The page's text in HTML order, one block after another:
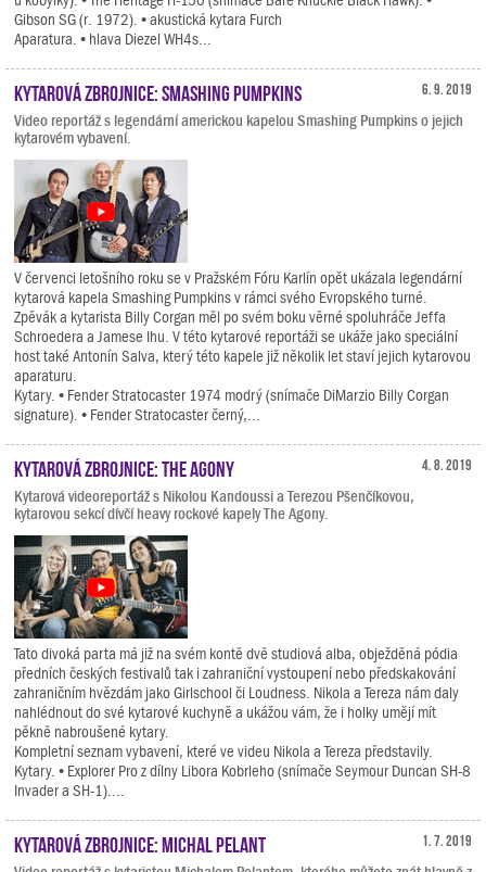
Gibson SG (r. 1972). • akustická kytara Furch
Aparatura. • hlava Diezel WH4s...
6. 9. 2019
Kytarová zbrojnice: Smashing Pumpkins
Video reportáž s legendární americkou kapelou Smashing Pumpkins o jejich
kytarovém vybavení.
V červenci letošního roku se v Pražském Fóru Karlín opět ukázala legendární
kytarová kapela Smashing Pumpkins v rámci svého Evropského turné.
Zpěvák a kytarista Billy Corgan měl po svém boku věrné spoluhráče Jeffa
Schroedera a Jamese Ihu. V této kytarové reportáži se ukáže jako speciální
host také Antonín Salva, který této kapele již několik let staví jejich kytarovou
aparaturu.
Kytary. • Fender Stratocaster 1974 modrý (snímače DiMarzio Billy Corgan
signature). • Fender Stratocaster černý,...
4. 8. 2019
Kytarová zbrojnice: The Agony
Kytarová videoreportáž s Nikolou Kandoussi a Terezou Pšenčíkovou,
kytarovou sekcí dívčí heavy rockové kapely The Agony.
Tato divoká parta má již na svém kontě dvě studiová alba, obježděná pódia
předních českých festivalů tak i zahraniční vystoupení nebo předskakování
zahraničním hvězdám jako Girlschool či Loudness. Nikola a Tereza nám daly
nahlédnout do své kytarové kuchyně a ukážou vám, že i holky umějí mít
pěkně nabroušené kytary.
Kompletní seznam vybavení, které ve videu Nikola a Tereza představily.
Kytary. • Explorer Pro z dílny Libora Kobrleho (snímače Seymour Duncan SH-8
Invader a SH-1)....
1. 7. 2019
Kytarová zbrojnice: Michal Pelant